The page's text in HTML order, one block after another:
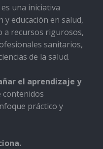
es una iniciativa
y educación en salud,
a recursos rigurosos,
sanitarios,
de la salud.
el aprendizaje y
contenidos
práctico y